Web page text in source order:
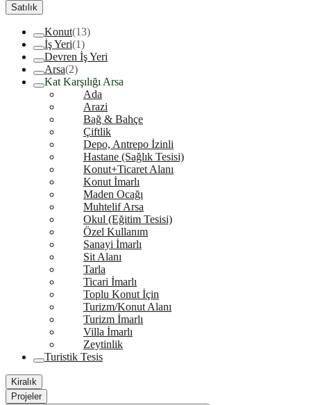
Satılık
Konut(13)
İş Yeri(1)
Devren İş Yeri
Arsa(2)
Kat Karşılığı Arsa
Ada
Arazi
Bağ & Bahçe
Çiftlik
Depo, Antrepo İzinli
Hastane (Sağlık Tesisi)
Konut+Ticaret Alanı
Konut İmarlı
Maden Ocağı
Muhtelif Arsa
Okul (Eğitim Tesisi)
Özel Kullanım
Sanayi İmarlı
Sit Alanı
Tarla
Ticari İmarlı
Toplu Konut İçin
Turizm/Konut Alanı
Turizm İmarlı
Villa İmarlı
Zeytinlik
Turistik Tesis
Kiralık
Projeler